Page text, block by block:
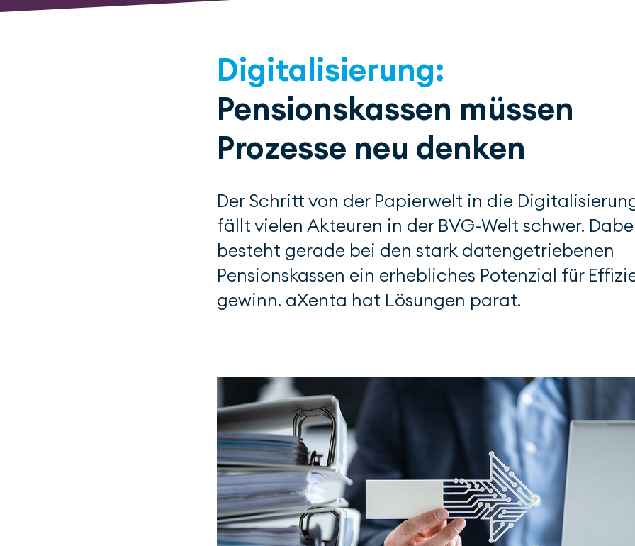
Digitalisierung:
Pensionskassen müssen
Prozesse neu denken
Der Schritt von der Papierwelt in die
fällt vielen Akteuren in der BVG-Welt schwer.
besteht gerade bei den stark daten­getriebenen
Pensions­kassen ein erhebliches Potenzial für
gewinn. aXenta hat Lösungen parat.